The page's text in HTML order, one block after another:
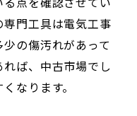
門工具は電気工事
の傷汚れがあって
ば、中古市場でし
なります。